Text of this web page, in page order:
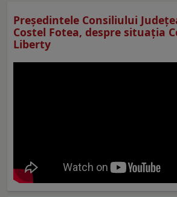
Preşedintele Consiliului
Costel Fotea, despre situaţia
Liberty